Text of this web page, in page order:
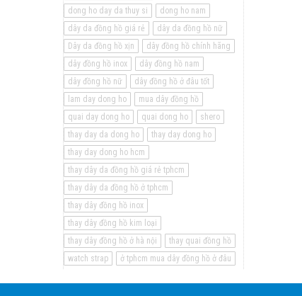
dong ho day da thuy si
dong ho nam
dây da đồng hồ giá rẻ
dây da đồng hồ nữ
Dây da đồng hồ xịn
dây đồng hồ chính hãng
dây đồng hồ inox
dây đồng hồ nam
dây đồng hồ nữ
dây đồng hồ ở đâu tốt
lam day dong ho
mua dây đồng hồ
quai day dong ho
quai dong ho
shero
thay day da dong ho
thay day dong ho
thay day dong ho hcm
thay dây da đồng hồ giá rẻ tphcm
thay dây da đồng hồ ở tphcm
thay dây đồng hồ inox
thay dây đồng hồ kim loại
thay dây đồng hồ ở hà nội
thay quai đồng hồ
watch strap
ở tphcm mua dây đồng hồ ở đâu